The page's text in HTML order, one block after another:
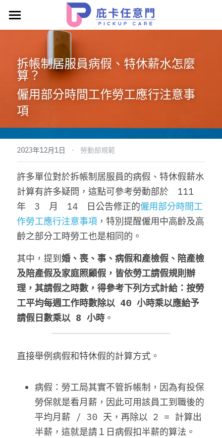
產品特色
庇卡任意門服務宗旨
關於宇鴻系統科技
產業&系統NEWS
業界首創多元帳務自動對帳
長照支審系統介接(含臺南縣市聯護系統)
解決服務困擾
預約專人介紹
服務情境與客戶成功案例短片
Facebook
搜索
拆帳制居服員病假、特休薪水怎麼
算？
僱用部分時間工作勞工應行注意事
項
2023年12月1日 · 勞動部規範
許多單位對於拆帳制居服員的病假、特休假薪水
計算有許多疑問，這點可參考勞動部於　111
年　3　月　14　日公告修正的僱用部分時間工
作勞工應行注意事項 ，特別提醒僱用中高齡及高
齡之部分工時勞工也是相同的。
其中，提到 婚、喪、事、病假和產檢假、陪產檢
及陪產假及家庭照顧假，皆依勞工請假規則辦
理，其請假之時數，得參考下列方式計給：按勞
工平均每週工作時數除以 40 小時乘以應給予
請假日數乘以 8 小時 。
直接舉例病假和特休假的計算方式。
病假：勞工局其實不管拆帳制，因為有投保
勞保就是看月薪，因此可用該員工到職後的
平均月薪 / 30 天，再除以 2 = 計算出
半薪，這就是請１日病假扣半薪的算法。